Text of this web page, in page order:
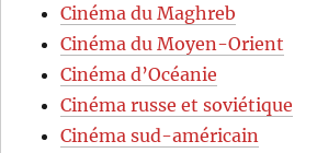
Cinéma du Maghreb
Cinéma du Moyen-Orient
Cinéma d’Océanie
Cinéma russe et soviétique
Cinéma sud-américain